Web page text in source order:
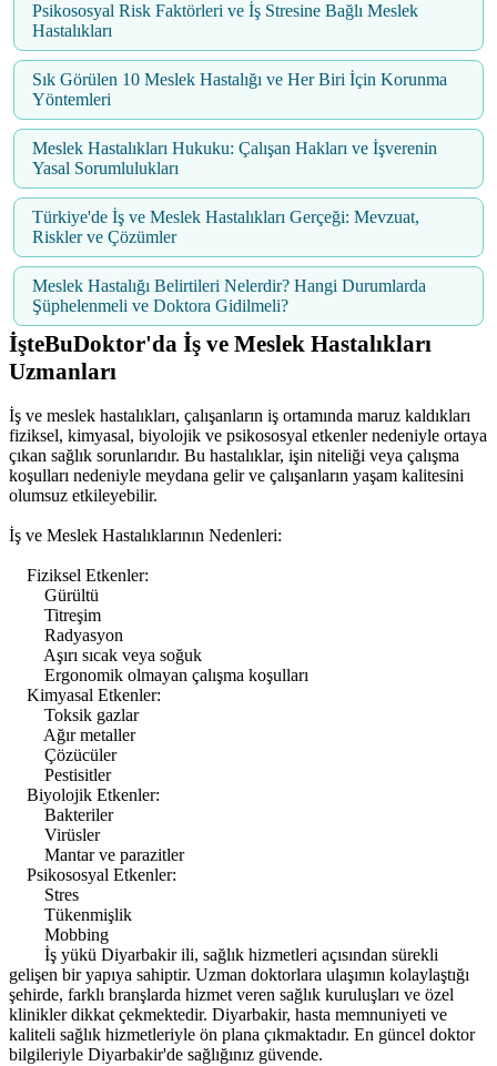
Psikososyal Risk Faktörleri ve İş Stresine Bağlı Meslek
Hastalıkları
Sık Görülen 10 Meslek Hastalığı ve Her Biri İçin Korunma
Yöntemleri
Meslek Hastalıkları Hukuku: Çalışan Hakları ve İşverenin
Yasal Sorumlulukları
Türkiye'de İş ve Meslek Hastalıkları Gerçeği: Mevzuat,
Riskler ve Çözümler
Meslek Hastalığı Belirtileri Nelerdir? Hangi Durumlarda
Şüphelenmeli ve Doktora Gidilmeli?
İşteBuDoktor'da İş ve Meslek Hastalıkları
Uzmanları
İş ve meslek hastalıkları, çalışanların iş ortamında maruz kaldıkları
fiziksel, kimyasal, biyolojik ve psikososyal etkenler nedeniyle ortaya
çıkan sağlık sorunlarıdır. Bu hastalıklar, işin niteliği veya çalışma
koşulları nedeniyle meydana gelir ve çalışanların yaşam kalitesini
olumsuz etkileyebilir.
İş ve Meslek Hastalıklarının Nedenleri:
Fiziksel Etkenler:
Gürültü
Titreşim
Radyasyon
Aşırı sıcak veya soğuk
Ergonomik olmayan çalışma koşulları
Kimyasal Etkenler:
Toksik gazlar
Ağır metaller
Çözücüler
Pestisitler
Biyolojik Etkenler:
Bakteriler
Virüsler
Mantar ve parazitler
Psikososyal Etkenler:
Stres
Tükenmişlik
Mobbing
İş yükü Diyarbakir ili, sağlık hizmetleri açısından sürekli
gelişen bir yapıya sahiptir. Uzman doktorlara ulaşımın kolaylaştığı
şehirde, farklı branşlarda hizmet veren sağlık kuruluşları ve özel
klinikler dikkat çekmektedir. Diyarbakir, hasta memnuniyeti ve
kaliteli sağlık hizmetleriyle ön plana çıkmaktadır. En güncel doktor
bilgileriyle Diyarbakir'de sağlığınız güvende.